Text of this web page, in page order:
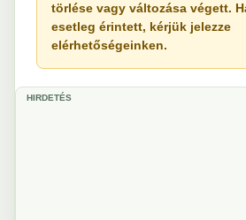
törlése vagy változása végett.
esetleg érintett, kérjük jelezze
elérhetőségeinken.
HIRDETÉS